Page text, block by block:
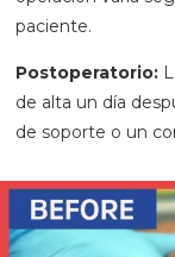
paciente.
Postoperatorio:
de alta un día
de soporte o un